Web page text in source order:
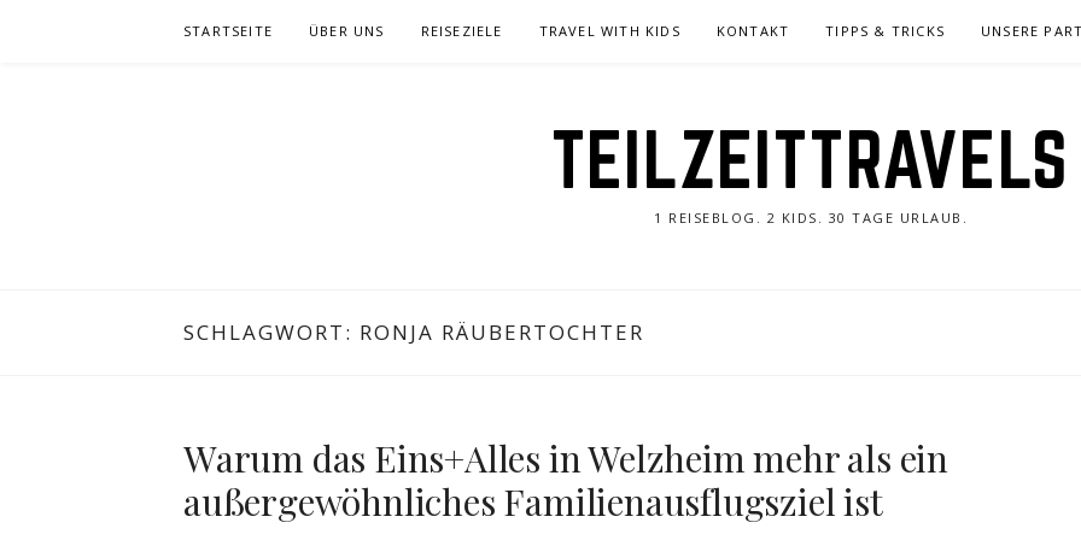
STARTSEITE ÜBER UNS REISEZIELE TRAVEL WITH KIDS KONTAKT TIPPS & TRICKS UNSERE
TEILZEITTRAVELS
1 REISEBLOG. 2 KIDS. 30 TAGE URLAUB.
SCHLAGWORT: RONJA RÄUBERTOCHTER
Warum das Eins+Alles in Welzheim mehr als ein
außergewöhnliches Familienausflugsziel ist